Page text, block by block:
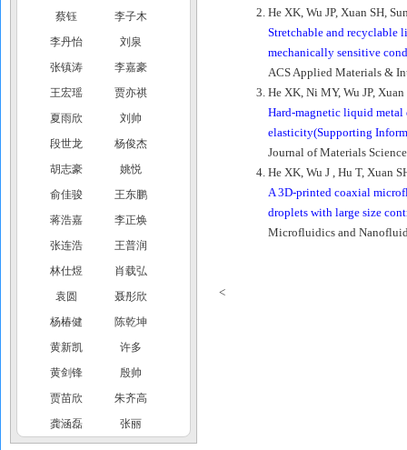
蔡钰
李子木
李丹怡
刘泉
张镇涛
李嘉豪
王宏瑶
贾亦祺
夏雨欣
刘帅
段世龙
杨俊杰
胡志豪
姚悦
俞佳骏
王东鹏
蒋浩嘉
李正焕
张连浩
王普润
林仕煜
肖载弘
袁圆
聂彤欣
杨椿健
陈乾坤
黄新凯
许多
黄剑锋
殷帅
贾苗欣
朱齐高
龚涵磊
张丽
He XK, Wu JP, Xuan SH,
Stretchable and recyclable
mechanically sensitive
ACS Applied Materials &
He XK, Ni MY, Wu JP,
Hard-magnetic liquid
elasticity(Supporting
Journal of Materials
He XK, Wu J , Hu T, Xuan
A 3D-printed coaxial
droplets with large size
Microfluidics and
<